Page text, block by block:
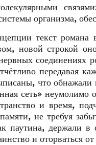
организма,
текст романа
новой строкой
соединениях
передавая
что
сеть» неумолимо
и время,
не требуя
паутина, держали
и оторваться